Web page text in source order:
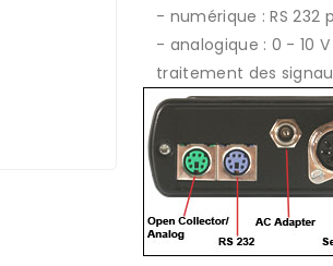
- numérique : RS
- analogique : 0 - 10
traitement des